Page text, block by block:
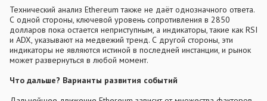
Технический анализ Ethereum также не даёт однозначного ответа.
С одной стороны, ключевой уровень сопротивления в 2850
долларов пока остается неприступным, а индикаторы, такие как RSI
и ADX, указывают на медвежий тренд. С другой стороны, эти
индикаторы не являются истиной в последней инстанции, и рынок
может развернуться в любой момент.
Что дальше? Варианты развития событий